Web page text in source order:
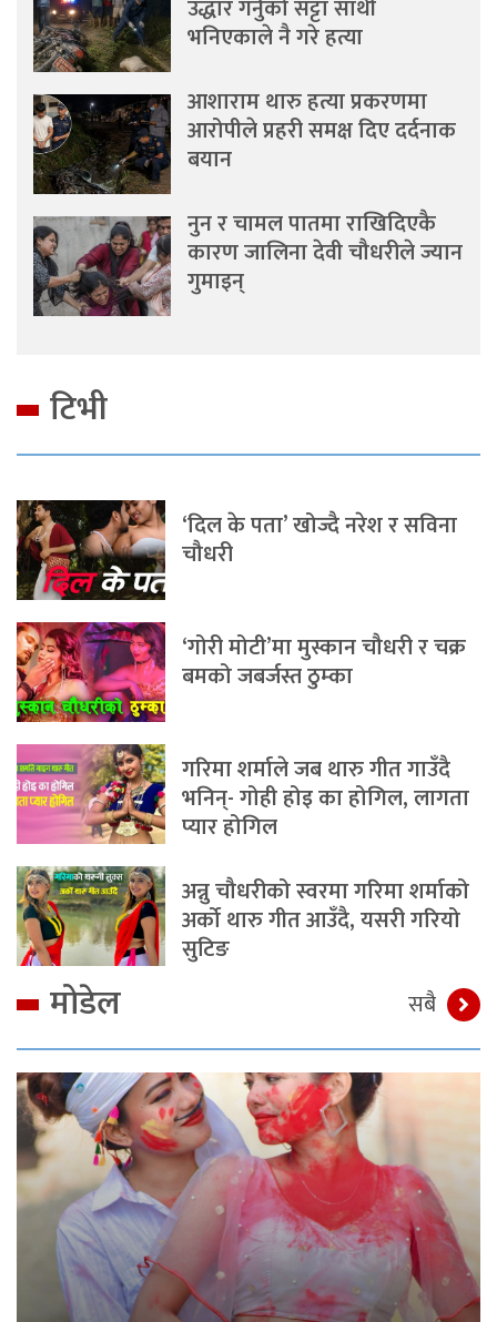
उद्धार गर्नुको सट्टा साथी
भनिएकाले नै गरे हत्या
आशाराम थारु हत्या प्रकरणमा
आरोपीले प्रहरी समक्ष दिए दर्दनाक
बयान
नुन र चामल पातमा राखिदिएकै
कारण जालिना देवी चौधरीले ज्यान
गुमाइन्
टिभी
‘दिल के पता’ खोज्दै नरेश र सविना
चौधरी
‘गोरी मोटी’मा मुस्कान चौधरी र चक्र
बमको जबर्जस्त ठुम्का
गरिमा शर्माले जब थारु गीत गाउँदै
भनिन्- गोही होइ का होगिल, लागता
प्यार होगिल
अन्नु चौधरीको स्वरमा गरिमा शर्माको
अर्को थारु गीत आउँदै, यसरी गरियो
सुटिङ
मोडेल सबै